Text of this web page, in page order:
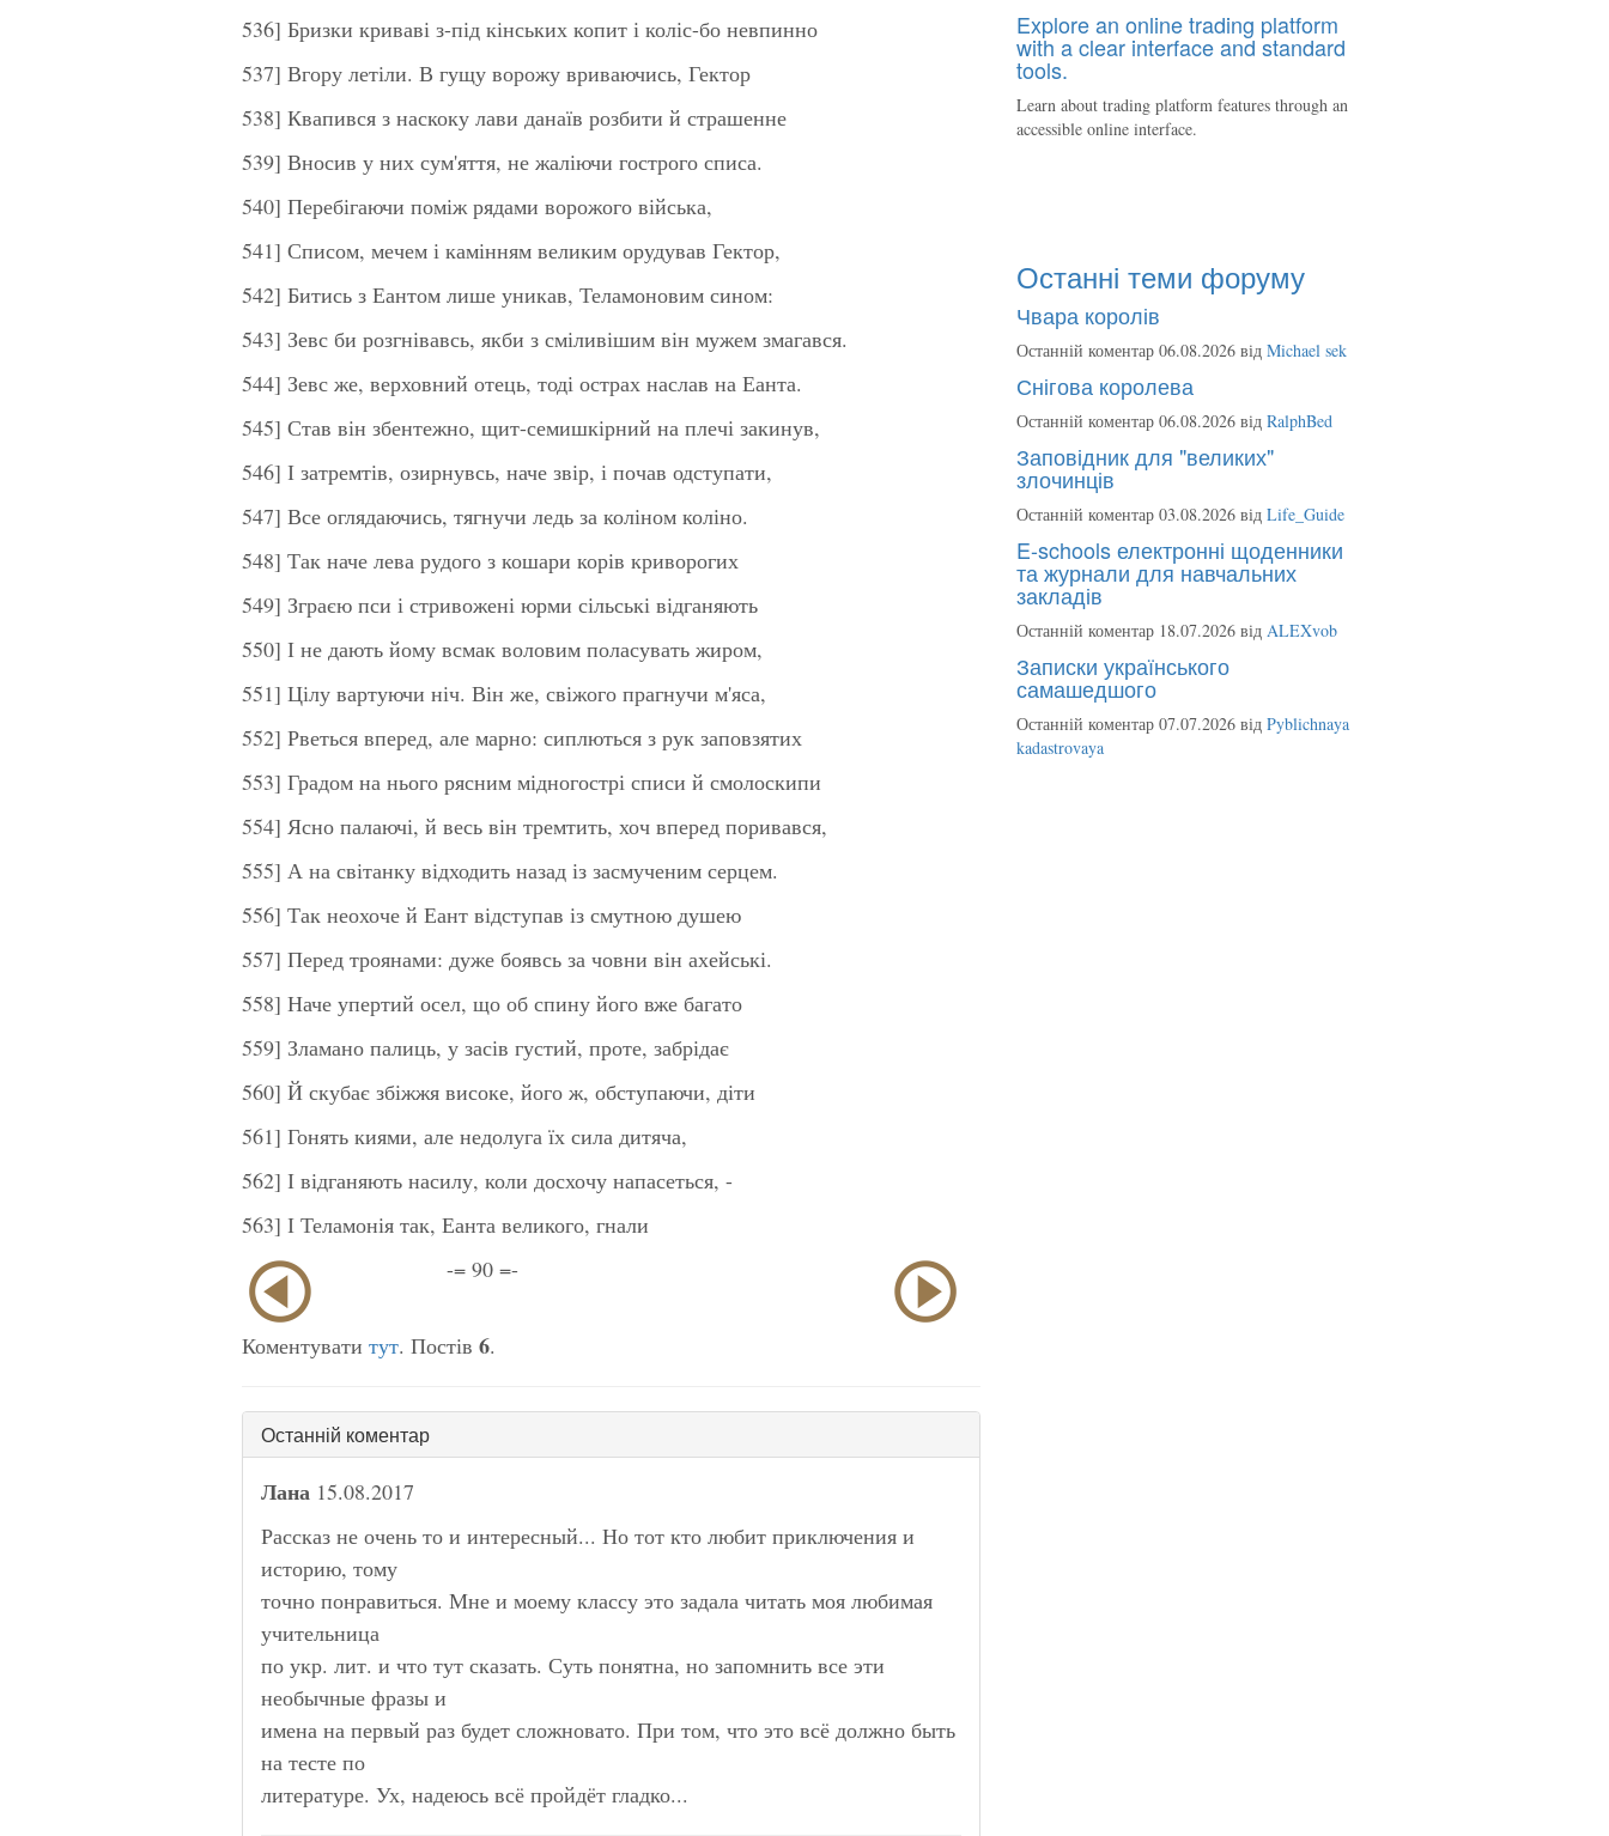
536] Бризки криваві з-під кінських копит і коліс-бо невпинно
537] Вгору летіли. В гущу ворожу вриваючись, Гектор
538] Квапився з наскоку лави данаїв розбити й страшенне
539] Вносив у них сум'яття, не жаліючи гострого списа.
540] Перебігаючи поміж рядами ворожого війська,
541] Списом, мечем і камінням великим орудував Гектор,
542] Битись з Еантом лише уникав, Теламоновим сином:
543] Зевс би розгнівавсь, якби з сміливішим він мужем змагався.
544] Зевс же, верховний отець, тоді острах наслав на Еанта.
545] Став він збентежно, щит-семишкірний на плечі закинув,
546] І затремтів, озирнувсь, наче звір, і почав одступати,
547] Все оглядаючись, тягнучи ледь за коліном коліно.
548] Так наче лева рудого з кошари корів криворогих
549] Зграєю пси і стривожені юрми сільські відганяють
550] І не дають йому всмак воловим поласувать жиром,
551] Цілу вартуючи ніч. Він же, свіжого прагнучи м'яса,
552] Рветься вперед, але марно: сиплються з рук заповзятих
553] Градом на нього рясним мідногострі списи й смолоскипи
554] Ясно палаючі, й весь він тремтить, хоч вперед поривався,
555] А на світанку відходить назад із засмученим серцем.
556] Так неохоче й Еант відступав із смутною душею
557] Перед троянами: дуже боявсь за човни він ахейські.
558] Наче упертий осел, що об спину його вже багато
559] Зламано палиць, у засів густий, проте, забрідає
560] Й скубає збіжжя високе, його ж, обступаючи, діти
561] Гонять киями, але недолуга їх сила дитяча,
562] І відганяють насилу, коли досхочу напасеться, -
563] І Теламонія так, Еанта великого, гнали
-= 90 =-
Коментувати тут. Постів 6.
Останній коментар
Лана 15.08.2017
Рассказ не очень то и интересный... Но тот кто любит приключения и
историю, тому
точно понравиться. Мне и моему классу это задала читать моя любимая
учительница
по укр. лит. и что тут сказать. Суть понятна, но запомнить все эти
необычные фразы и
имена на первый раз будет сложновато. При том, что это всё должно быть
на тесте по
литературе. Ух, надеюсь всё пройдёт гладко...
Explore an online trading platform
with a clear interface and standard
tools.
Learn about trading platform features through an
accessible online interface.
Останні теми форуму
Чвара королів
Останній коментар 06.08.2026 від Michael sek
Снігова королева
Останній коментар 06.08.2026 від RalphBed
Заповідник для "великих"
злочинців
Останній коментар 03.08.2026 від Life_Guide
E-schools електронні щоденники
та журнали для навчальних
закладів
Останній коментар 18.07.2026 від ALEXvob
Записки українського
самашедшого
Останній коментар 07.07.2026 від Pyblichnaya
kadastrovaya